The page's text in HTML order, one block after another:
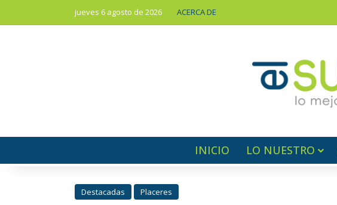
jueves 6 agosto de 2026 ACERCA DE
INICIO LO NUESTRO
Destacadas Placeres